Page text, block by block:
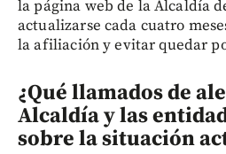
la página web de la Alcaldía
actualizarse cada cuatro
la afiliación y evitar quedar
¿Qué llamados de
Alcaldía y las
sobre la situación